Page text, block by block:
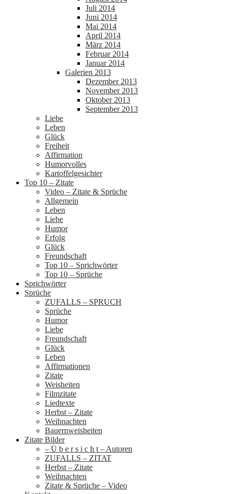
Juli 2014
Juni 2014
Mai 2014
April 2014
März 2014
Februar 2014
Januar 2014
Galerien 2013
Dezember 2013
November 2013
Oktober 2013
September 2013
Liebe
Leben
Glück
Freiheit
Affirmation
Humorvolles
Kartoffelgesichter
Top 10 – Zitate
Video – Zitate & Sprüche
Allgemein
Leben
Liebe
Humor
Erfolg
Glück
Freundschaft
Top 10 – Sprichwörter
Top 10 – Sprüche
Sprichwörter
Sprüche
ZUFALLS – SPRUCH
Sprüche
Humor
Liebe
Freundschaft
Glück
Leben
Affirmationen
Zitate
Weisheiten
Filmzitate
Liedtexte
Herbst – Zitate
Weihnachten
Bauernweisheiten
Zitate Bilder
– Ü b e r s i c h t – Autoren
ZUFALLS – ZITAT
Herbst – Zitate
Weihnachten
Zitate & Sprüche – Video